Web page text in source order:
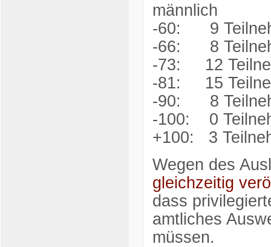
männlich
-60: 9
-66: 8
-73: 12
-81: 15
-90: 8
-100: 0
+100: 3
Wegen des
gleichzeitig
dass
amtliches
müssen.